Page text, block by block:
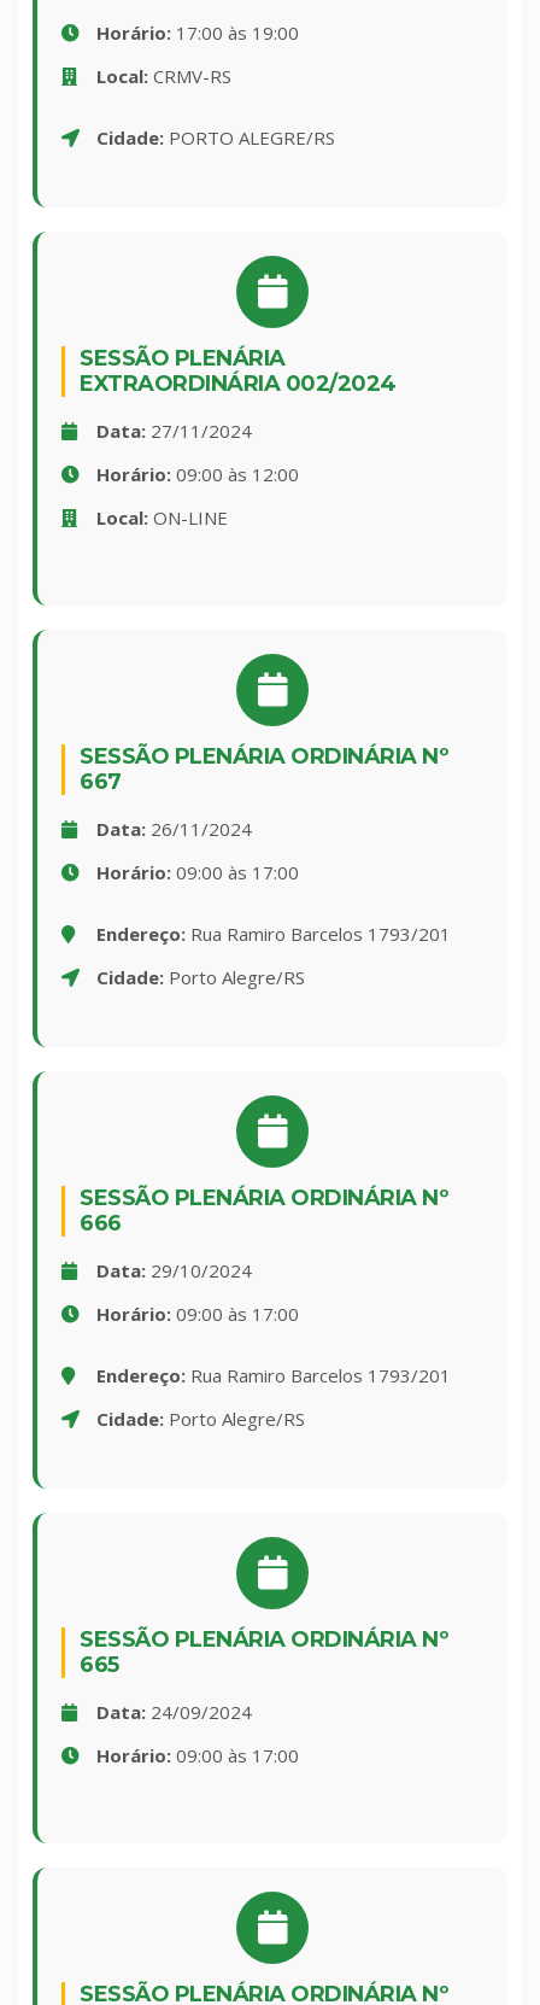
Horário: 17:00 às 19:00
Local: CRMV-RS
Cidade: PORTO ALEGRE/RS
SESSÃO PLENÁRIA
EXTRAORDINÁRIA 002/2024
Data: 27/11/2024
Horário: 09:00 às 12:00
Local: ON-LINE
SESSÃO PLENÁRIA ORDINÁRIA Nº
667
Data: 26/11/2024
Horário: 09:00 às 17:00
Endereço: Rua Ramiro Barcelos 1793/201
Cidade: Porto Alegre/RS
SESSÃO PLENÁRIA ORDINÁRIA Nº
666
Data: 29/10/2024
Horário: 09:00 às 17:00
Endereço: Rua Ramiro Barcelos 1793/201
Cidade: Porto Alegre/RS
SESSÃO PLENÁRIA ORDINÁRIA Nº
665
Data: 24/09/2024
Horário: 09:00 às 17:00
SESSÃO PLENÁRIA ORDINÁRIA Nº